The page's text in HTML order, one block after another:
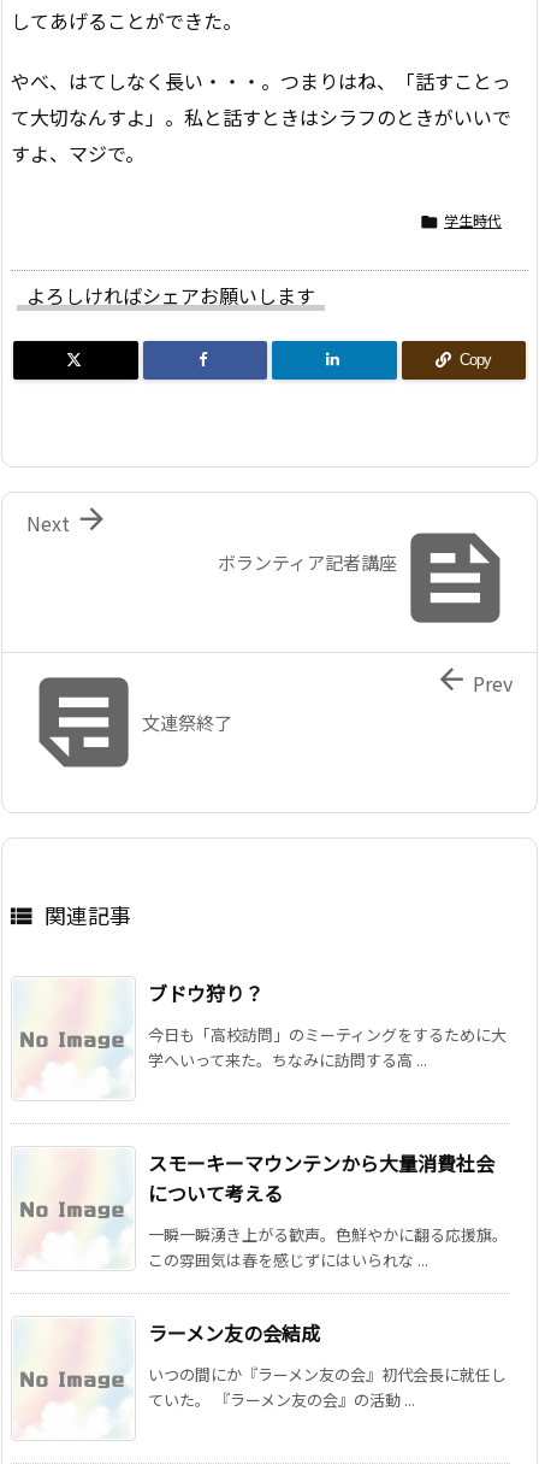
してあげることができた。
やべ、はてしなく長い・・・。つまりはね、「話すことっ
て大切なんすよ」。私と話すときはシラフのときがいいで
すよ、マジで。
 学生時代
よろしければシェアお願いします
Copy

ボランティア記者講座

Next
文連祭終了
 Prev
 関連記事
ブドウ狩り？
今日も「高校訪問」のミーティングをするために大
学へいって来た。ちなみに訪問する高 ...
スモーキーマウンテンから大量消費社会
について考える
一瞬一瞬湧き上がる歓声。色鮮やかに翻る応援旗。
この雰囲気は春を感じずにはいられな ...
ラーメン友の会結成
いつの間にか『ラーメン友の会』初代会長に就任し
ていた。 『ラーメン友の会』の活動 ...